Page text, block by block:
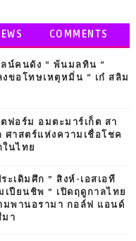
COMMENTS
น์คนดัง ” พ้นมลทิน “
งขอโทษเหตุหมิ่น “ เก๋ สลิม
ฟอร์ม อมตะมาร์เก็ต สา
าสตร์แห่งความเชื่อโชค
นไทย
เดิมศึก ” สิงห์-เอสเอที
ปียนชิพ ” เปิดฤดูกาลไทย
พานอรามา กอล์ฟ แอนด์
า